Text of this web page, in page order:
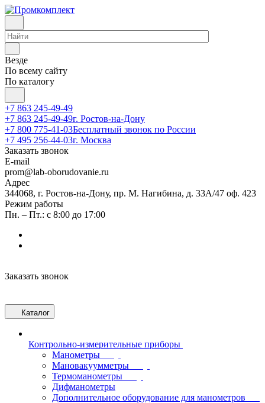
Везде
По всему сайту
По каталогу
+7 863 245-49-49
+7 863 245-49-49г. Ростов-на-Дону
+7 800 775-41-03Бесплатный звонок по России
+7 495 256-44-03г. Москва
Заказать звонок
E-mail
prom@lab-oborudovanie.ru
Адрес
344068, г. Ростов-на-Дону, пр. М. Нагибина, д. 33А/47 оф. 423
Режим работы
Пн. – Пт.: с 8:00 до 17:00
Заказать звонок
Каталог
Контрольно-измерительные приборы
Манометры
Мановакуумметры
Термоманометры
Дифманометры
Дополнительное оборудование для манометров